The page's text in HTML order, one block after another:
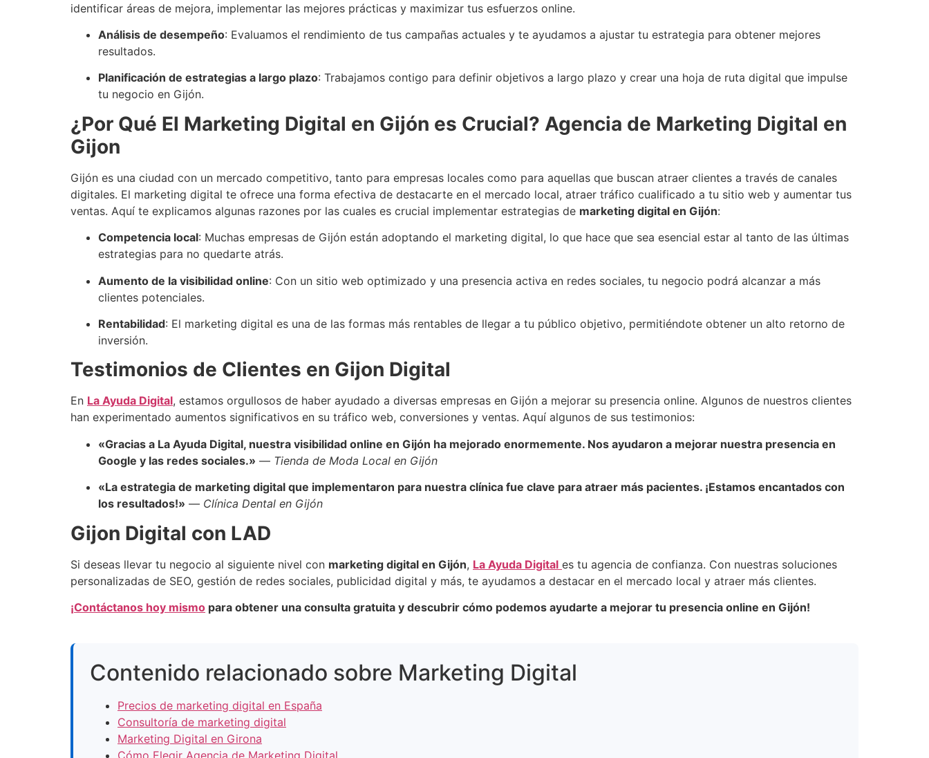
identificar áreas de mejora, implementar las mejores prácticas y maximizar tus esfuerzos online.
Análisis de desempeño: Evaluamos el rendimiento de tus campañas actuales y te ayudamos a ajustar tu estrategia para obtener mejores
resultados.
Planificación de estrategias a largo plazo: Trabajamos contigo para definir objetivos a largo plazo y crear una hoja de ruta digital que impulse
tu negocio en Gijón.
¿Por Qué El Marketing Digital en Gijón es Crucial? Agencia de Marketing Digital en
Gijon
Gijón es una ciudad con un mercado competitivo, tanto para empresas locales como para aquellas que buscan atraer clientes a través de canales
digitales. El marketing digital te ofrece una forma efectiva de destacarte en el mercado local, atraer tráfico cualificado a tu sitio web y aumentar tus
ventas. Aquí te explicamos algunas razones por las cuales es crucial implementar estrategias de marketing digital en Gijón:
Competencia local: Muchas empresas de Gijón están adoptando el marketing digital, lo que hace que sea esencial estar al tanto de las últimas
estrategias para no quedarte atrás.
Aumento de la visibilidad online: Con un sitio web optimizado y una presencia activa en redes sociales, tu negocio podrá alcanzar a más
clientes potenciales.
Rentabilidad: El marketing digital es una de las formas más rentables de llegar a tu público objetivo, permitiéndote obtener un alto retorno de
inversión.
Testimonios de Clientes en Gijon Digital
En La Ayuda Digital, estamos orgullosos de haber ayudado a diversas empresas en Gijón a mejorar su presencia online. Algunos de nuestros clientes
han experimentado aumentos significativos en su tráfico web, conversiones y ventas. Aquí algunos de sus testimonios:
«Gracias a La Ayuda Digital, nuestra visibilidad online en Gijón ha mejorado enormemente. Nos ayudaron a mejorar nuestra presencia en
Google y las redes sociales.» — Tienda de Moda Local en Gijón
«La estrategia de marketing digital que implementaron para nuestra clínica fue clave para atraer más pacientes. ¡Estamos encantados con
los resultados!» — Clínica Dental en Gijón
Gijon Digital con LAD
Si deseas llevar tu negocio al siguiente nivel con marketing digital en Gijón, La Ayuda Digital es tu agencia de confianza. Con nuestras soluciones
personalizadas de SEO, gestión de redes sociales, publicidad digital y más, te ayudamos a destacar en el mercado local y atraer más clientes.
¡Contáctanos hoy mismo para obtener una consulta gratuita y descubrir cómo podemos ayudarte a mejorar tu presencia online en Gijón!
Contenido relacionado sobre Marketing Digital
Precios de marketing digital en España
Consultoría de marketing digital
Marketing Digital en Girona
Cómo Elegir Agencia de Marketing Digital